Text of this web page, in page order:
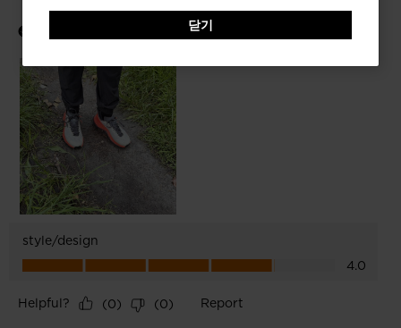
website
version
for
대
한
민
국.
We
visiting
website
닫기